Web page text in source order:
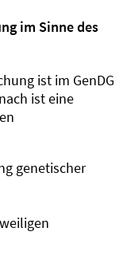
im Sinne des
ist im GenDG
ist eine
genetischer